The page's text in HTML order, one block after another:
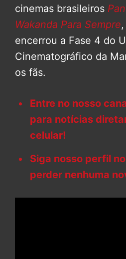
cinemas brasileiros
Wakanda Para Sempre
encerrou a Fase 4 do
Cinematográfico da
os fãs.
Entre no nosso
para notícias
celular!
Siga nosso perfil
perder nenhuma